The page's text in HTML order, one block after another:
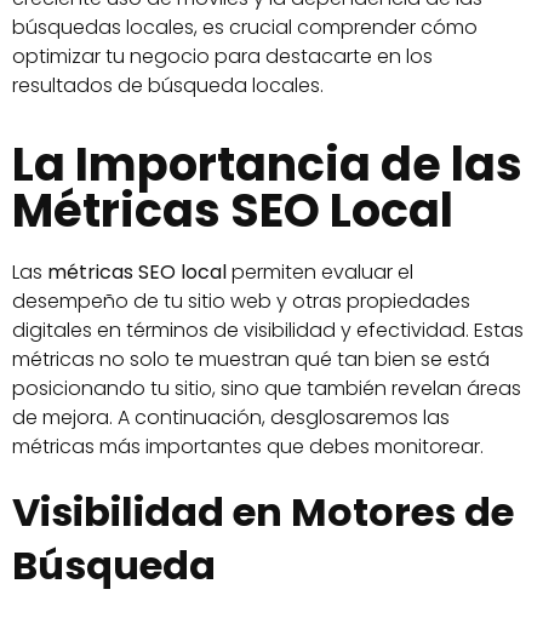
búsquedas locales, es crucial comprender cómo
optimizar tu negocio para destacarte en los
resultados de búsqueda locales.
La Importancia de las
Métricas SEO Local
Las métricas SEO localpermiten evaluar el
desempeño de tu sitio web y otras propiedades
digitales en términos de visibilidad y efectividad. Estas
métricas no solo te muestran qué tan bien se está
posicionando tu sitio, sino que también revelan áreas
de mejora. A continuación, desglosaremos las
métricas más importantes que debes monitorear.
Visibilidad en Motores de
Búsqueda